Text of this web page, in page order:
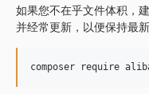
1.8.835
1.8.834
1.8.832
如果您不在乎文件体积，
并经常更新，以便保持最